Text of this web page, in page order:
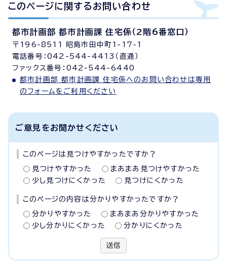
このページに関する お問い合わせ
都市計画部 都市計画課 住宅係（2階6番窓口）
〒196-8511 昭島市田中町1-17-1
電話番号：042-544-4413（直通）
ファックス番号：042-544-6440
都市計画部 都市計画課 住宅係へのお問い合わせは専用
のフォームをご利用ください
ご意見をお聞かせください
このページは見つけやすかったですか？
見つけやすかった
まあまあ見つけやすかった
少し見つけにくかった
見つけにくかった
このページの内容は分かりやすかったですか？
分かりやすかった
まあまあ分かりやすかった
少し分かりにくかった
分かりにくかった
送信